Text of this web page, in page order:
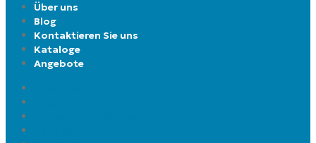
Über uns
Blog
Kontaktieren Sie uns
Kataloge
Angebote